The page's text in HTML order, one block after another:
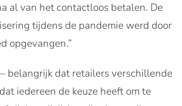
al van het contactloos betalen. De
tijdens de pandemie werd door
opgevangen.”
belangrijk dat retailers verschillende
iedereen de keuze heeft om te